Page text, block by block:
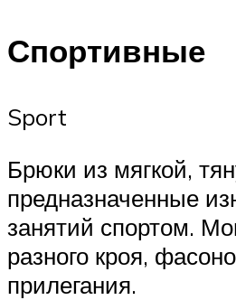
Спортивные
Sport
Брюки из мягкой,
предназначенные
занятий спортом.
разного кроя,
прилегания.